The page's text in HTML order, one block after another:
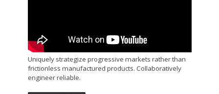
Uniquely strategize progressive markets rather than
frictionless manufactured products. Collaboratively
engineer reliable.